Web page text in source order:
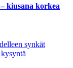
kiusana korkea
synkät